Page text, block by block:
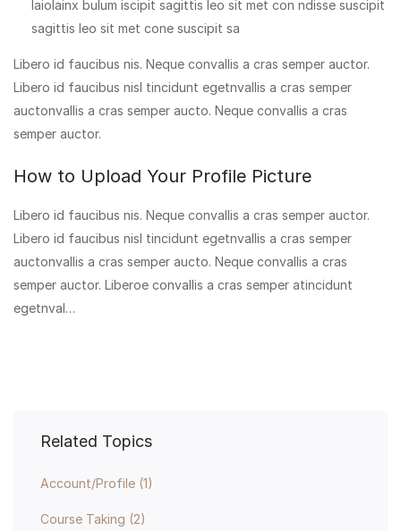
laiolainx bulum iscipit sagittis leo sit met con ndisse suscipit
sagittis leo sit met cone suscipit sa
Libero id faucibus nis. Neque convallis a cras semper auctor.
Libero id faucibus nisl tincidunt egetnvallis a cras semper
auctonvallis a cras semper aucto. Neque convallis a cras
semper auctor.
How to Upload Your Profile Picture
Libero id faucibus nis. Neque convallis a cras semper auctor.
Libero id faucibus nisl tincidunt egetnvallis a cras semper
auctonvallis a cras semper aucto. Neque convallis a cras
semper auctor. Liberoe convallis a cras semper atincidunt
egetnval…
Related Topics
Account/Profile (1)
Course Taking (2)